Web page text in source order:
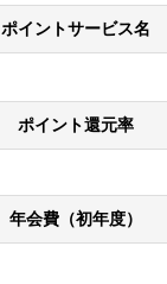
ポイントサービス名
ポイント還元率
年会費（初年度）